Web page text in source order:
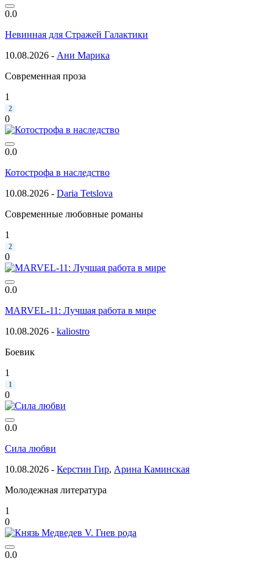
0.0
Невинная для Стражей Галактики
10.08.2026 - Ани Марика
Современная проза
1
2
0
0.0
Котострофа в наследство
10.08.2026 - Daria Tetslova
Современные любовные романы
1
2
0
0.0
MARVEL-11: Лучшая работа в мире
10.08.2026 - kaliostro
Боевик
1
1
0
0.0
Сила любви
10.08.2026 - Керстин Гир, Арина Каминская
Молодежная литература
1
0
0.0